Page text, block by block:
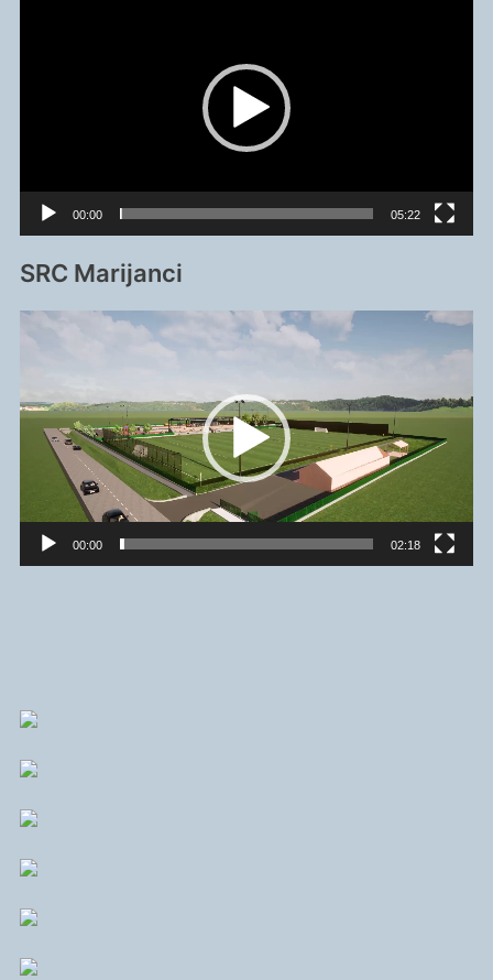
00:00 05:22
SRC Marijanci
Reproduktor
00:00 02:18